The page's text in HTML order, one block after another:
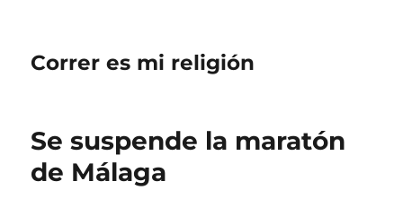
Correr es mi religión
Se suspende la maratón
de Málaga